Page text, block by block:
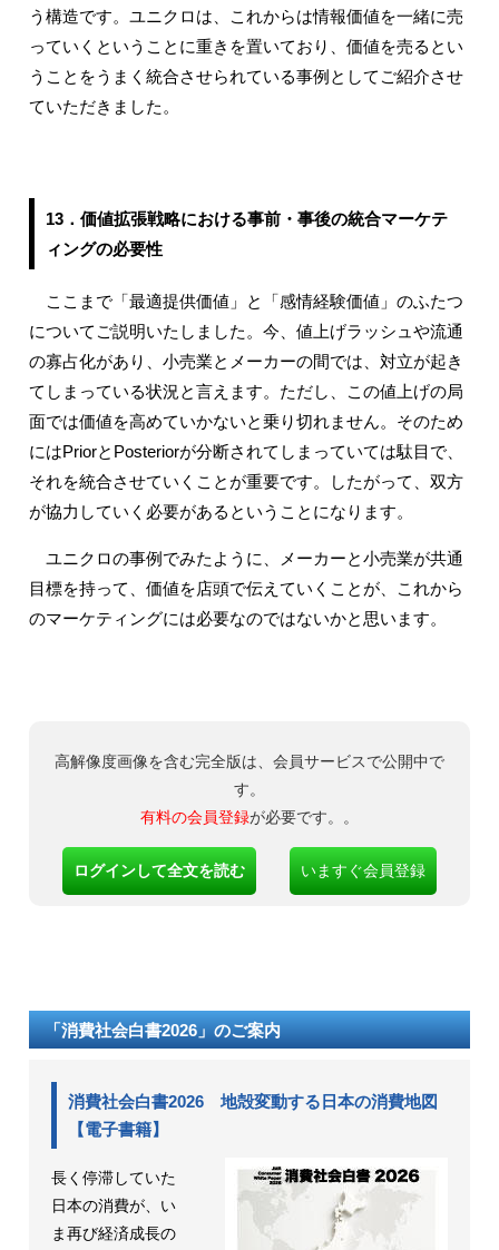
う構造です。ユニクロは、これからは情報価値を一緒に売
っていくということに重きを置いており、価値を売るとい
うことをうまく統合させられている事例としてご紹介させ
ていただきました。
13．価値拡張戦略における事前・事後の統合マーケテ
ィングの必要性
ここまで「最適提供価値」と「感情経験価値」のふたつ
についてご説明いたしました。今、値上げラッシュや流通
の寡占化があり、小売業とメーカーの間では、対立が起き
てしまっている状況と言えます。ただし、この値上げの局
面では価値を高めていかないと乗り切れません。そのため
にはPriorとPosteriorが分断されてしまっていては駄目で、
それを統合させていくことが重要です。したがって、双方
が協力していく必要があるということになります。
ユニクロの事例でみたように、メーカーと小売業が共通
目標を持って、価値を店頭で伝えていくことが、これから
のマーケティングには必要なのではないかと思います。
高解像度画像を含む完全版は、会員サービスで公開中で
す。
有料の会員登録が必要です。。
ログインして全文を読む いますぐ会員登録
「消費社会白書2026」のご案内
消費社会白書2026 地殻変動する日本の消費地図
【電子書籍】
長く停滞していた
日本の消費が、い
ま再び経済成長の